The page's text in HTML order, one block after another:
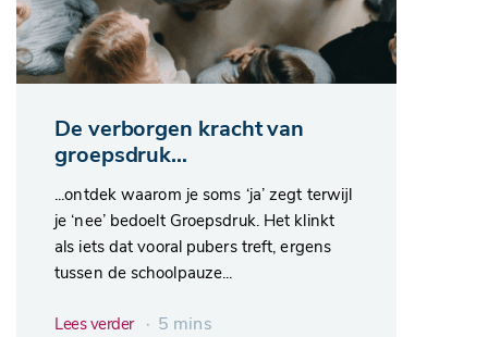
De verborgen kracht van
groepsdruk…
...ontdek waarom je soms ‘ja’ zegt terwijl
je ‘nee’ bedoelt Groepsdruk. Het klinkt
als iets dat vooral pubers treft, ergens
tussen de schoolpauze...
Lees verder ∙ 5 mins